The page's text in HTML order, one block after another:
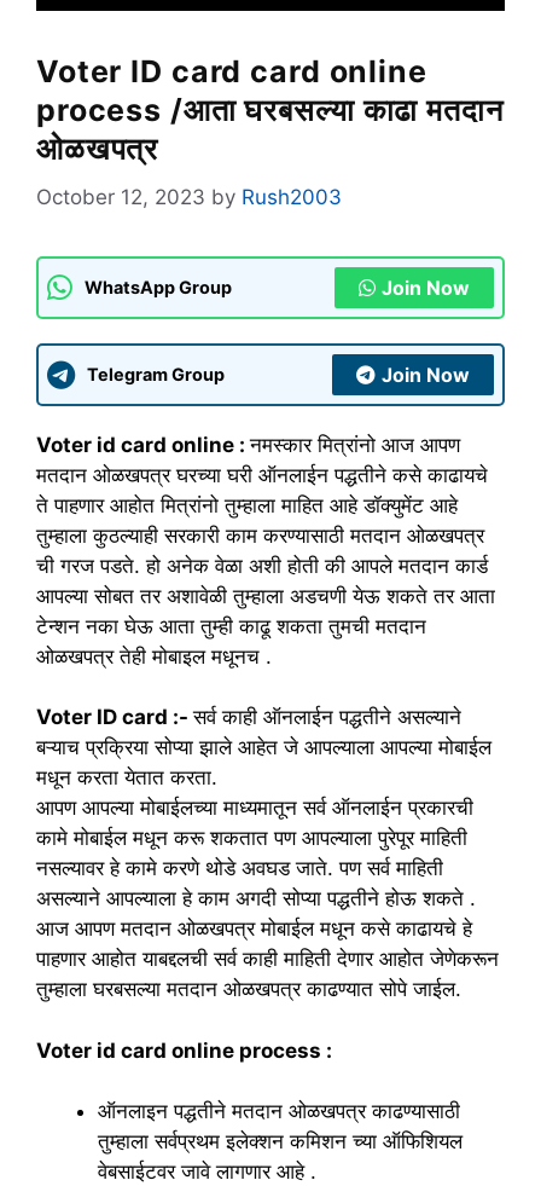
Voter ID card card online
process /आता घरबसल्या काढा मतदान
ओळखपत्र
October 12, 2023 by Rush2003
WhatsApp Group Join Now
Telegram Group Join Now
Voter id card online :नमस्कार मित्रांनो आज आपण
मतदान ओळखपत्र घरच्या घरी ऑनलाईन पद्धतीने कसे काढायचे
ते पाहणार आहोत मित्रांनो तुम्हाला माहित आहे डॉक्युमेंट आहे
तुम्हाला कुठल्याही सरकारी काम करण्यासाठी मतदान ओळखपत्र
ची गरज पडते. हो अनेक वेळा अशी होती की आपले मतदान कार्ड
आपल्या सोबत तर अशावेळी तुम्हाला अडचणी येऊ शकते तर आता
टेन्शन नका घेऊ आता तुम्ही काढू शकता तुमची मतदान
ओळखपत्र तेही मोबाइल मधूनच .
Voter ID card :-सर्व काही ऑनलाईन पद्धतीने असल्याने
बऱ्याच प्रक्रिया सोप्या झाले आहेत जे आपल्याला आपल्या मोबाईल
मधून करता येतात करता.
आपण आपल्या मोबाईलच्या माध्यमातून सर्व ऑनलाईन प्रकारची
कामे मोबाईल मधून करू शकतात पण आपल्याला पुरेपूर माहिती
नसल्यावर हे कामे करणे थोडे अवघड जाते. पण सर्व माहिती
असल्याने आपल्याला हे काम अगदी सोप्या पद्धतीने होऊ शकते .
आज आपण मतदान ओळखपत्र मोबाईल मधून कसे काढायचे हे
पाहणार आहोत याबद्दलची सर्व काही माहिती देणार आहोत जेणेकरून
तुम्हाला घरबसल्या मतदान ओळखपत्र काढण्यात सोपे जाईल.
Voter id card online process :
ऑनलाइन पद्धतीने मतदान ओळखपत्र काढण्यासाठी
तुम्हाला सर्वप्रथम इलेक्शन कमिशन च्या ऑफिशियल
वेबसाईटवर जावे लागणार आहे .